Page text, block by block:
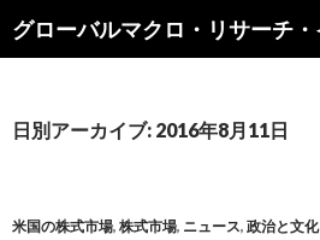
索
ン
キ
日別アーカイブ: 2016年8月11日
米国の株式市場, 株式市場, ニュース, 政治と文化